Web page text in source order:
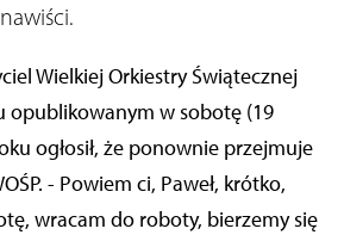
Wielkiej Orkiestry Świątecznej
opublikowanym w sobotę (19
ogłosił, że ponownie przejmuje
- Powiem ci, Paweł, krótko,
wracam do roboty, bierzemy się